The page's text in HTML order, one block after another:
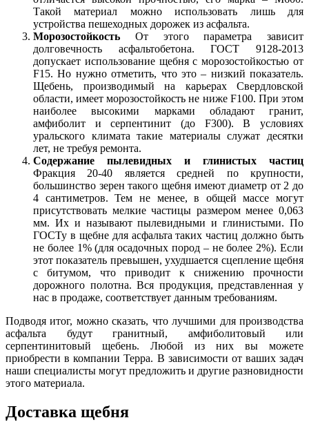
Такой материал можно использовать лишь для
устройства пешеходных дорожек из асфальта.
Морозостойкость От этого параметра зависит
долговечность асфальтобетона. ГОСТ 9128-2013
допускает использование щебня с морозостойкостью от
F15. Но нужно отметить, что это – низкий показатель.
Щебень, производимый на карьерах Свердловской
области, имеет морозостойкость не ниже F100. При этом
наиболее высокими марками обладают гранит,
амфиболит и серпентинит (до F300). В условиях
уральского климата такие материалы служат десятки
лет, не требуя ремонта.
Содержание пылевидных и глинистых частиц
Фракция 20-40 является средней по крупности,
большинство зерен такого щебня имеют диаметр от 2 до
4 сантиметров. Тем не менее, в общей массе могут
присутствовать мелкие частицы размером менее 0,063
мм. Их и называют пылевидными и глинистыми. По
ГОСТу в щебне для асфальта таких частиц должно быть
не более 1% (для осадочных пород – не более 2%). Если
этот показатель превышен, ухудшается сцепление щебня
с битумом, что приводит к снижению прочности
дорожного полотна. Вся продукция, представленная у
нас в продаже, соответствует данным требованиям.
Подводя итог, можно сказать, что лучшими для производства
асфальта будут гранитный, амфиболитовый или
серпентинитовый щебень. Любой из них вы можете
приобрести в компании Терра. В зависимости от ваших задач
наши специалисты могут предложить и другие разновидности
этого материала.
Доставка щебня